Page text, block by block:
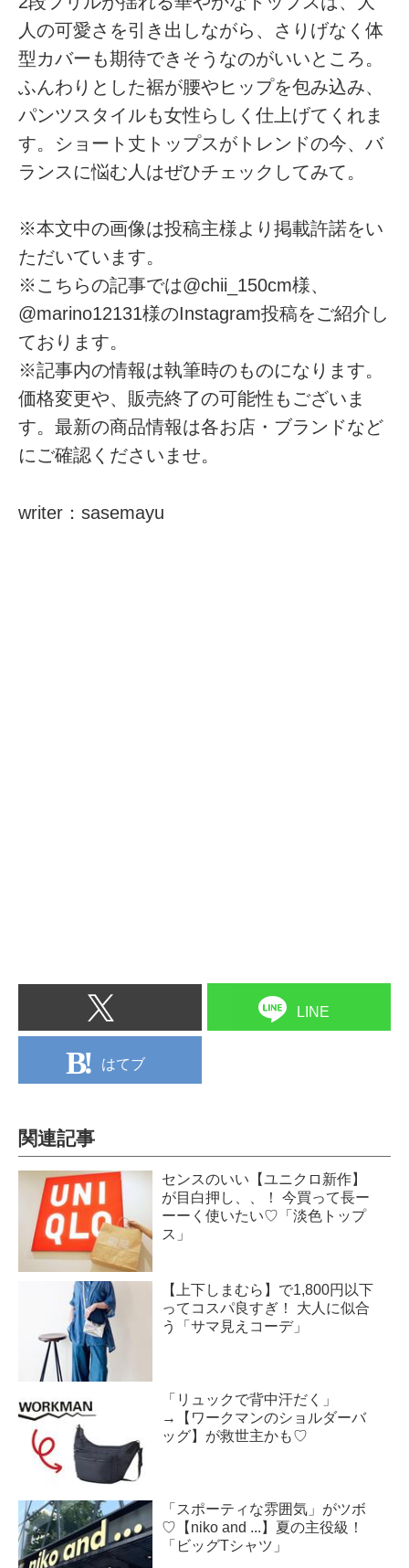
人の可愛さを引き出しながら、さりげなく体
型カバーも期待できそうなのがいいところ。
ふんわりとした裾が腰やヒップを包み込み、
パンツスタイルも女性らしく仕上げてくれま
す。ショート丈トップスがトレンドの今、バ
ランスに悩む人はぜひチェックしてみて。
※本文中の画像は投稿主様より掲載許諾をい
ただいています。
※こちらの記事では@chii_150cm様、
@marino12131様のInstagram投稿をご紹介し
ております。
※記事内の情報は執筆時のものになります。
価格変更や、販売終了の可能性もございま
す。最新の商品情報は各お店・ブランドなど
にご確認くださいませ。
writer：sasemayu
LINE
はてブ
関連記事
センスのいい【ユニクロ新作】
が目白押し、、！ 今買って長ー
ーーく使いたい♡「淡色トップ
ス」
【上下しまむら】で1,800円以下
ってコスパ良すぎ！ 大人に似合
う「サマ見えコーデ」
「リュックで背中汗だく」
→【ワークマンのショルダーバ
ッグ】が救世主かも♡
「スポーティな雰囲気」がツボ
♡【niko and ...】夏の主役級！
「ビッグTシャツ」